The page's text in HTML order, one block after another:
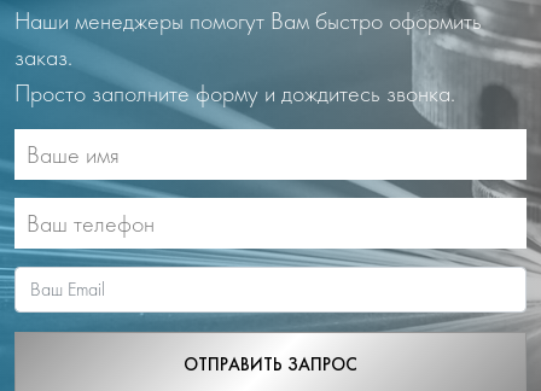
Наши менеджеры помогут Вам быстро оформить
заказ.
Просто заполните форму и дождитесь звонка.
ОТПРАВИТЬ ЗАПРОС